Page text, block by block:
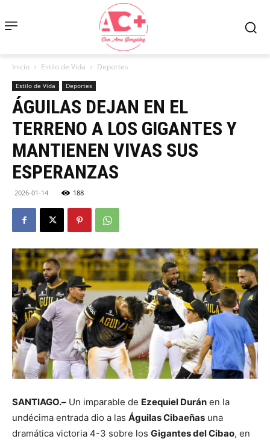
Inicio Estilo de Vida Deportes
Estilo de Vida Deportes
ÁGUILAS DEJAN EN EL
TERRENO A LOS GIGANTES Y
MANTIENEN VIVAS SUS
ESPERANZAS
2026-01-14 188
SANTIAGO.– Un imparable de Ezequiel Durán en la
undécima entrada dio a las Águilas Cibaeñas una
dramática victoria 4-3 sobre los Gigantes del Cibao, en